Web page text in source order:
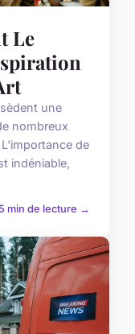
Le
une
nombreux
de
indéniable,
5 min de lecture →